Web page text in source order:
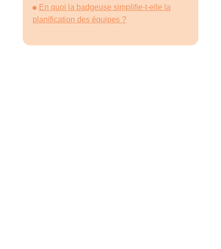
En quoi la badgeuse simplifie-t-elle la
planification des équipes ?